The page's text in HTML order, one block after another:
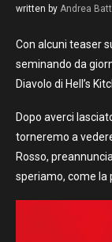
written by Andrea
Con alcuni teaser
seminando da
Diavolo di Hell’s
Dopo averci
torneremo a
Rosso,
speriamo, come la